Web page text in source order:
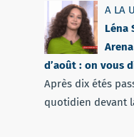
A LA
Léna
d’août : on vous
Après dix étés
quotidien devant